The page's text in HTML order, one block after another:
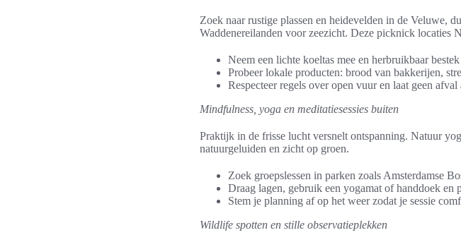
Zoek naar rustige plassen en heidevelden in de Veluwe,
Waddenereilanden voor zeezicht. Deze picknick locaties
Neem een lichte koeltas mee en herbruikbaar
Probeer lokale producten: brood van bakkerijen,
Respecteer regels over open vuur en laat geen afval
Mindfulness, yoga en meditatiesessies buiten
Praktijk in de frisse lucht versnelt ontspanning. Natuur
natuurgeluiden en zicht op groen.
Zoek groepslessen in parken zoals Amsterdamse
Draag lagen, gebruik een yogamat of handdoek en
Stem je planning af op het weer zodat je sessie
Wildlife spotten en stille observatieplekken